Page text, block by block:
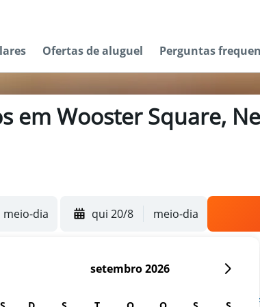
Ofertas de aluguel Perguntas
em Wooster Square,
meio-dia qui 20/8 meio-dia
setembro 2026